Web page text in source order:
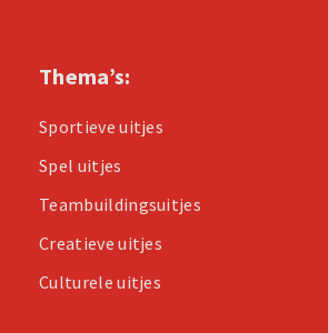
Thema’s:
Sportieve uitjes
Spel uitjes
Teambuildingsuitjes
Creatieve uitjes
Culturele uitjes